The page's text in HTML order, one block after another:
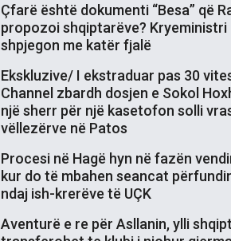
Çfarë është dokumenti “Besa” që
propozoi shqiptarëve? Kryeministri
shpjegon me katër fjalë
Ekskluzive/ I ekstraduar pas 30
Channel zbardh dosjen e Sokol
një sherr për një kasetofon solli
vëllezërve në Patos
Procesi në Hagë hyn në fazën
kur do të mbahen seancat
ndaj ish-krerëve të UÇK
Aventurë e re për Asllanin, ylli